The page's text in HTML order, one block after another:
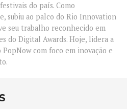
do país. Como
subiu ao palco do Rio Innovation
seu trabalho reconhecido em
do Digital Awards. Hoje, lidera a
PopNow com foco em inovação e